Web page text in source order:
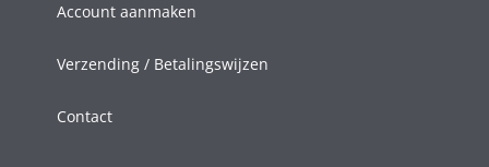
Account aanmaken
Verzending / Betalingswijzen
Contact